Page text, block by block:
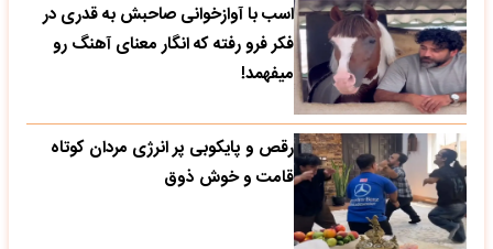
اسب با آوازخوانی صاحبش به قدری در
فکر فرو رفته که انگار معنای آهنگ رو
میفهمد!
رقص و پایکوبی پر انرژی مردان کوتاه
قامت و خوش ذوق